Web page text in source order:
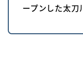
ープンした太刀